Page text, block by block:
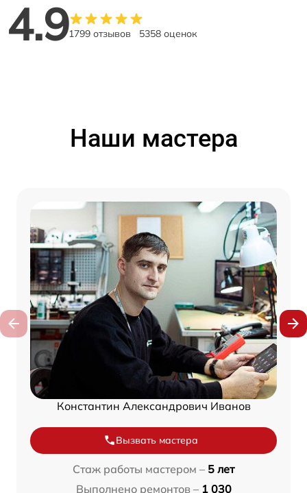
4.91799 отзывов 5358 оценок
Наши мастера
Константин Александрович Иванов
Вызвать мастера
Стаж работы мастером – 5 лет
Выполнено ремонтов – 1 030